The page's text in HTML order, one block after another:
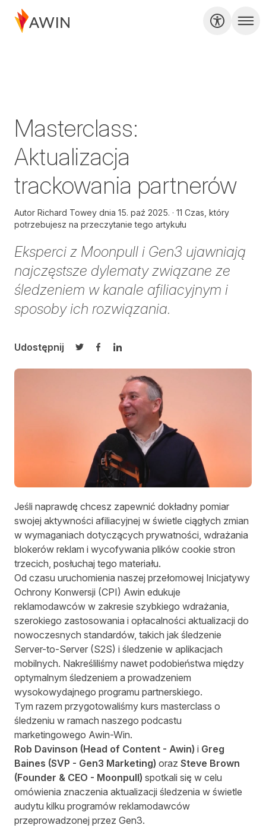
Masterclass:
Aktualizacja
trackowania partnerów
Autor Richard Towey dnia 15. paź 2025.
11 Czas, który
potrzebujesz na przeczytanie tego artykułu
Eksperci z Moonpull i Gen3 ujawniają
najczęstsze dylematy związane ze
śledzeniem w kanale afiliacyjnym i
sposoby ich rozwiązania.
Udostępnij
Udostępnij na Twitterze
Udostępnij na Facebooku
Udostępnij na LinkedIn
Jeśli naprawdę chcesz zapewnić dokładny pomiar
swojej aktywności afiliacyjnej w świetle ciągłych zmian
w wymaganiach dotyczących prywatności, wdrażania
blokerów reklam i wycofywania plików cookie stron
trzecich, posłuchaj tego materiału.
Od czasu uruchomienia naszej przełomowej Inicjatywy
Ochrony Konwersji (CPI) Awin edukuje
reklamodawców w zakresie szybkiego wdrażania,
szerokiego zastosowania i opłacalności aktualizacji do
nowoczesnych standardów, takich jak śledzenie
Server-to-Server (S2S) i śledzenie w aplikacjach
mobilnych. Nakreśliliśmy nawet podobieństwa między
optymalnym śledzeniem a prowadzeniem
wysokowydajnego programu partnerskiego.
Tym razem przygotowaliśmy kurs masterclass o
śledzeniu w ramach naszego podcastu
marketingowego Awin-Win.
Rob Davinson (Head of Content - Awin) i Greg
Baines (SVP - Gen3 Marketing) oraz Steve Brown
(Founder & CEO - Moonpull) spotkali się w celu
omówienia znaczenia aktualizacji śledzenia w świetle
audytu kilku programów reklamodawców
przeprowadzonej przez Gen3.